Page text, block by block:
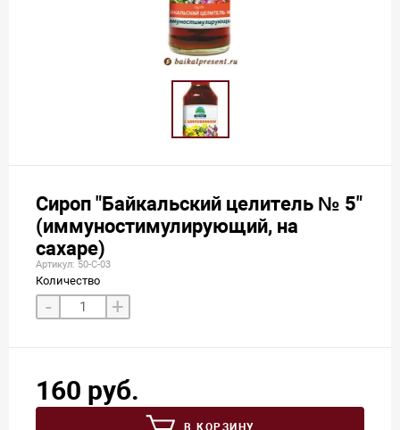
Сироп "Байкальский целитель № 5"
(иммуностимулирующий, на
сахаре)
Артикул: 50-С-03
Количество
- +
160 руб.
В КОРЗИНУ